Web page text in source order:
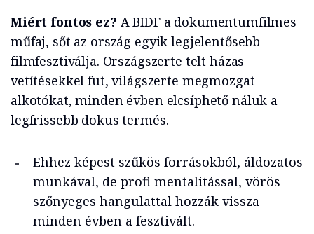
Miért fontos ez? A BIDF a dokumentumfilmes
műfaj, sőt az ország egyik legjelentősebb
filmfesztiválja. Országszerte telt házas
vetítésekkel fut, világszerte megmozgat
alkotókat, minden évben elcsíphető náluk a
legfrissebb dokus termés.
Ehhez képest szűkös forrásokból, áldozatos
munkával, de profi mentalitással, vörös
szőnyeges hangulattal hozzák vissza
minden évben a fesztivált.